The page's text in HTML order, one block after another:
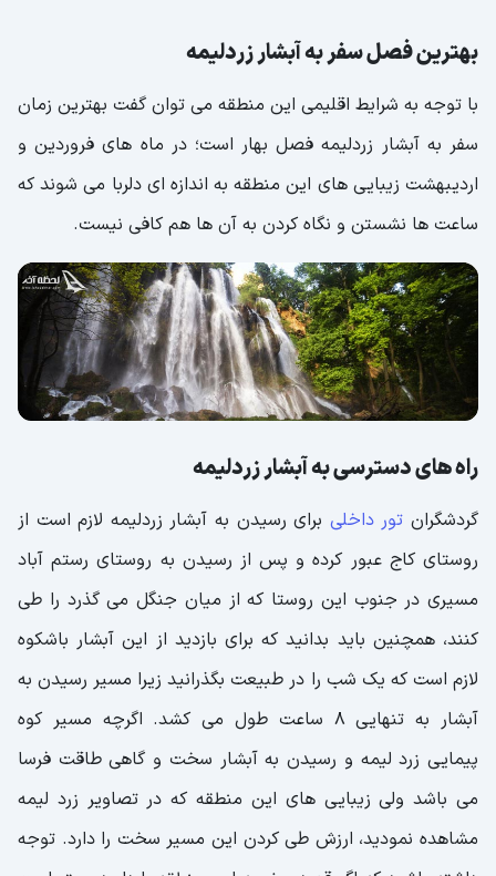
بهترین فصل سفر به آبشار زردلیمه
با توجه به شرایط اقلیمی این منطقه می توان گفت بهترین زمان
سفر به آبشار زردلیمه فصل بهار است؛ در ماه های فروردین و
اردیبهشت زیبایی های این منطقه به اندازه ای دلربا می شوند که
ساعت ها نشستن و نگاه کردن به آن ها هم کافی نیست.
راه های دسترسی به آبشار زردلیمه
گردشگران تور داخلی برای رسیدن به آبشار زردلیمه لازم است از
روستای کاج عبور کرده و پس از رسیدن به روستای رستم آباد
مسیری در جنوب این روستا که از میان جنگل می گذرد را طی
کنند، همچنین باید بدانید که برای بازدید از این آبشار باشکوه
لازم است که یک شب را در طبیعت بگذرانید زیرا مسیر رسیدن به
آبشار به تنهایی 8 ساعت طول می کشد. اگرچه مسیر کوه
پیمایی زرد لیمه و رسیدن به آبشار سخت و گاهی طاقت فرسا
می باشد ولی زیبایی های این منطقه که در تصاویر زرد لیمه
مشاهده نمودید، ارزش طی کردن این مسیر سخت را دارد. توجه